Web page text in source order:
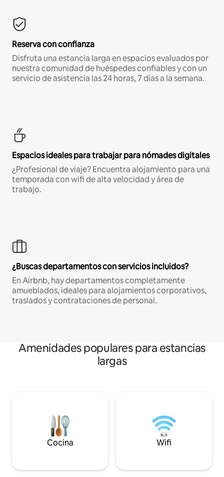
Reserva con confianza
Disfruta una estancia larga en espacios evaluados por
nuestra comunidad de huéspedes confiables y con un
servicio de asistencia las 24 horas, 7 días a la semana.
Espacios ideales para trabajar para nómades digitales
¿Profesional de viaje? Encuentra alojamiento para una
temporada con wifi de alta velocidad y área de
trabajo.
¿Buscas departamentos con servicios incluidos?
En Airbnb, hay departamentos completamente
amueblados, ideales para alojamientos corporativos,
traslados y contrataciones de personal.
Amenidades populares para estancias
largas
Cocina Wifi